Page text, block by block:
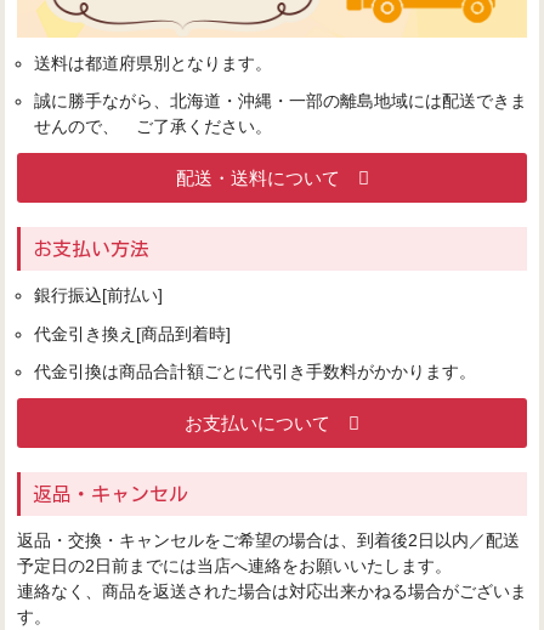
送料は都道府県別となります。
誠に勝手ながら、北海道・沖縄・一部の離島地域には配送できま
せんので、 ご了承ください。
配送・送料について
お支払い方法
銀行振込[前払い]
代金引き換え[商品到着時]
代金引換は商品合計額ごとに代引き手数料がかかります。
お支払いについて
返品・キャンセル
返品・交換・キャンセルをご希望の場合は、到着後2日以内／配送
予定日の2日前までには当店へ連絡をお願いいたします。
連絡なく、商品を返送された場合は対応出来かねる場合がございま
す。